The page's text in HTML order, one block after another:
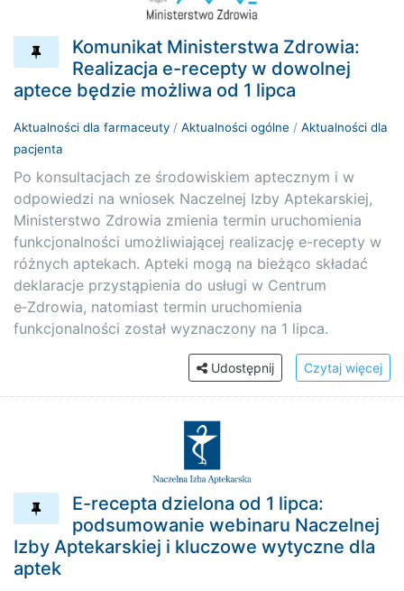
Komunikat Ministerstwa Zdrowia:
Realizacja e-recepty w dowolnej
aptece będzie możliwa od 1 lipca
Aktualności dla farmaceuty / Aktualności ogólne / Aktualności dla
pacjenta
Po konsultacjach ze środowiskiem aptecznym i w
odpowiedzi na wniosek Naczelnej Izby Aptekarskiej,
Ministerstwo Zdrowia zmienia termin uruchomienia
funkcjonalności umożliwiającej realizację e-recepty w
różnych aptekach. Apteki mogą na bieżąco składać
deklaracje przystąpienia do usługi w Centrum
e‑Zdrowia, natomiast termin uruchomienia
funkcjonalności został wyznaczony na 1 lipca.
Udostępnij Czytaj więcej
E-recepta dzielona od 1 lipca:
podsumowanie webinaru Naczelnej
Izby Aptekarskiej i kluczowe wytyczne dla
aptek